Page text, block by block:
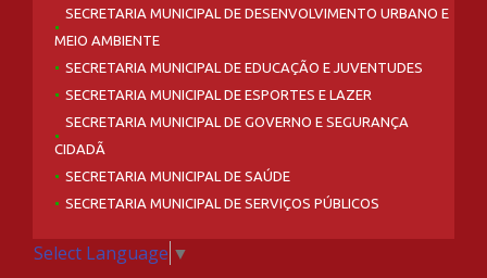
SECRETARIA MUNICIPAL DE DESENVOLVIMENTO URBANO E
MEIO AMBIENTE
SECRETARIA MUNICIPAL DE EDUCAÇÃO E JUVENTUDES
SECRETARIA MUNICIPAL DE ESPORTES E LAZER
SECRETARIA MUNICIPAL DE GOVERNO E SEGURANÇA
CIDADÃ
SECRETARIA MUNICIPAL DE SAÚDE
SECRETARIA MUNICIPAL DE SERVIÇOS PÚBLICOS
Select Language ▼